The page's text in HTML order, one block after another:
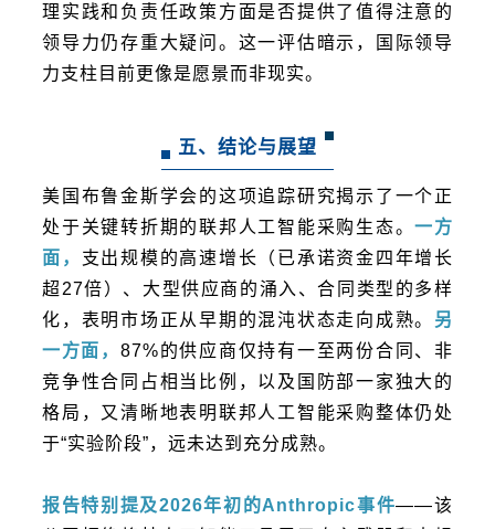
理实践和负责任政策方面是否提供了值得注意的
领导力仍存重大疑问。这一评估暗示，国际领导
力支柱目前更像是愿景而非现实。
五、结论与展望
美国布鲁金斯学会的这项追踪研究揭示了一个正
处于关键转折期的联邦人工智能采购生态。一方
面， 支出规模的高速增长（已承诺资金四年增长
超27倍）、大型供应商的涌入、合同类型的多样
化，表明市场正从早期的混沌状态走向成熟。 另
一方面， 87%的供应商仅持有一至两份合同、非
竞争性合同占相当比例，以及国防部一家独大的
格局，又清晰地表明联邦人工智能采购整体仍处
于“实验阶段”，远未达到充分成熟。
报告特别提及2026年初的Anthropic事件——该